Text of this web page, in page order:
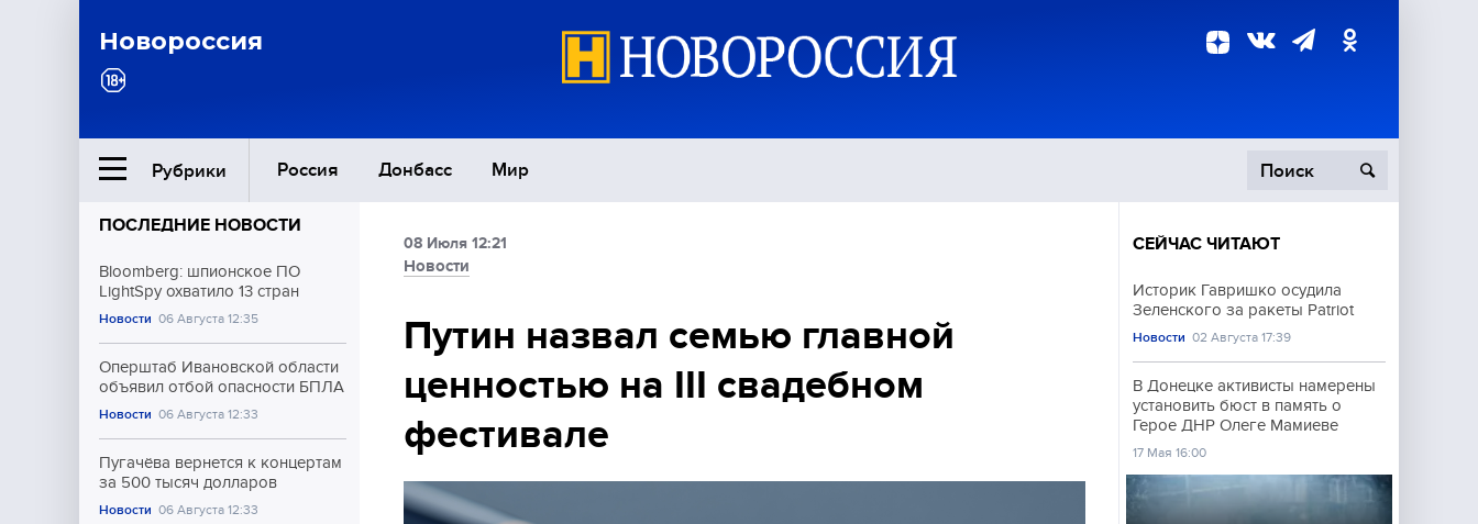
Новороссия
Рубрики Россия Донбасс Мир
Ближний Восток
Общество
Экономика
Происшествия
Культура
Спорт
ПОСЛЕДНИЕ НОВОСТИ
Bloomberg: шпионское ПО
LightSpy охватило 13 стран
Новости 06 Августа 12:35
Оперштаб Ивановской области
объявил отбой опасности БПЛА
Новости 06 Августа 12:33
Пугачёва вернется к концертам
за 500 тысяч долларов
Новости 06 Августа 12:33
08 Июля 12:21
Новости
Путин назвал семью главной
ценностью на III свадебном
фестивале
СЕЙЧАС ЧИТАЮТ
Историк Гавришко осудила
Зеленского за ракеты Patriot
Новости 02 Августа 17:39
В Донецке активисты намерены
установить бюст в память о
Герое ДНР Олеге Мамиеве
17 Мая 16:00